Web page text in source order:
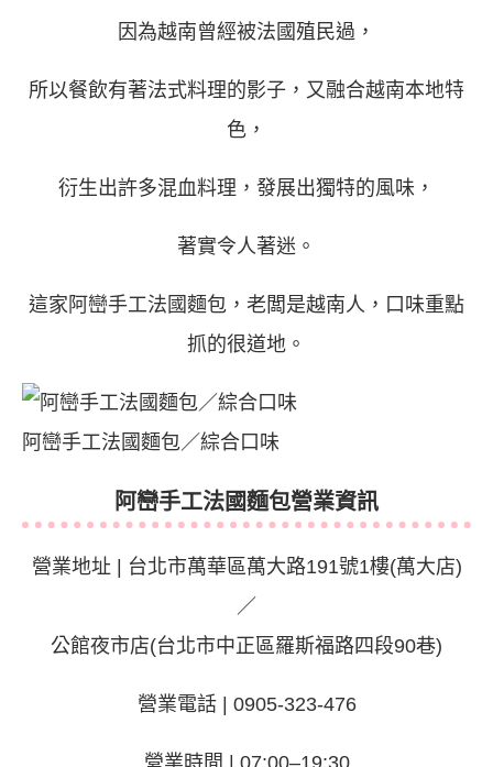
因為越南曾經被法國殖民過，
所以餐飲有著法式料理的影子，又融合越南本地特
色，
衍生出許多混血料理，發展出獨特的風味，
著實令人著迷。
這家 阿巒手工法國麵包 ，老闆是越南人，口味重點
抓的很道地。
阿巒手工法國麵包／綜合口味
阿巒手工法國麵包營業資訊
營業地址 | 台北市萬華區萬大路191號1樓(萬大店)
／
公館夜市店(台北市中正區羅斯福路四段90巷)
營業電話 | 0905-323-476
營業時間 | 07:00–19:30